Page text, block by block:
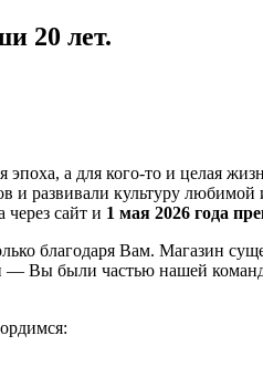
20 лет.
эпоха, а для кого-то и целая
развивали культуру любимой
сайт и 1 мая 2026 года
благодаря Вам. Магазин
Вы были частью нашей